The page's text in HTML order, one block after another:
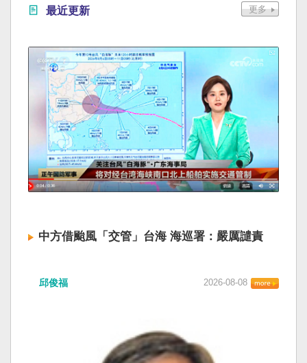
最近更新
中方借颱風「交管」台海 海巡署：嚴厲譴責
「將對經過台灣海峽南口北上船舶實施交通管
視網） 陸委會：中共無理粗魯聲明 極其可笑 中國
廣東海事局公告，受到颱風白海豚影響，「將對
邱俊福 2026-08-08